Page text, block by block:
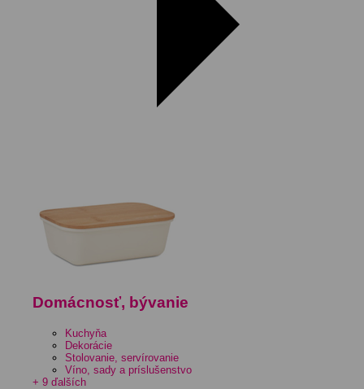
Domácnosť, bývanie
Kuchyňa
Dekorácie
Stolovanie, servírovanie
Víno, sady a príslušenstvo
+ 9 ďalších